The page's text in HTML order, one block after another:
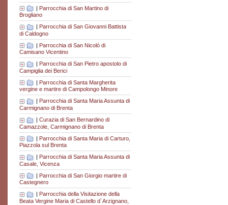
| Parrocchia di San Martino di
Brogliano
Parrocchia di San Giovanni Battista
di Caldogno
| Parrocchia di San Nicolò di
Camisano Vicentino
Parrocchia di San Pietro apostolo di
Campiglia dei Berici
| Parrocchia di Santa Margherita
vergine e martire di Campolongo Minore
Parrocchia di Santa Maria Assunta di
Carmignano di Brenta
| Curazia di San Bernardino di
Camazzole, Carmignano di Brenta
| Parrocchia di Santa Maria di Carturo,
Piazzola sul Brenta
| Parrocchia di Santa Maria Assunta di
Casale, Vicenza
| Parrocchia di San Giorgio martire di
Castegnero
| Parrocchia della Visitazione della
Beata Vergine Maria di Castello d´Arzignano,